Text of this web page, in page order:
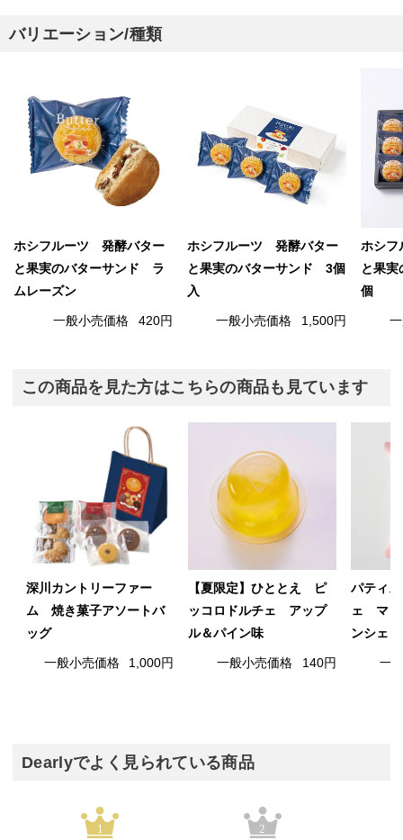
バリエーション/種類
ホシフルーツ 発酵バター
と果実のバターサンド ラ
ムレーズン
一般小売価格 420円
ホシフルーツ 発酵バター
と果実のバターサンド 3個
入
一般小売価格 1,500円
ホシ
と果
個
この商品を見た方はこちらの商品も見ています
深川カントリーファー
ム 焼き菓子アソートバ
ッグ
一般小売価格 1,000円
【夏限定】ひととえ ピ
ッコロドルチェ アップ
ル＆パイン味
一般小売価格 140円
パティ
ェ マリ
ンシェ
一
Dearlyでよく見られている商品
1 2